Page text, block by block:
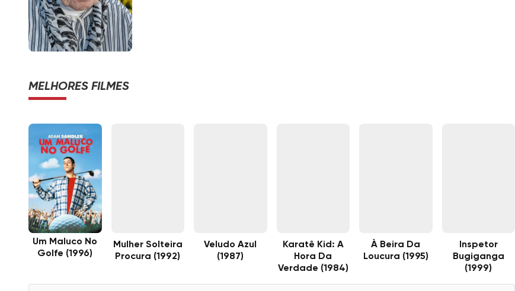
MELHORES FILMES
Um Maluco No
Golfe (1996)
Mulher Solteira
Procura (1992)
Veludo Azul
(1987)
Karatê Kid: A
Hora Da
Verdade (1984)
À Beira Da
Loucura (1995)
Inspetor
Bugiganga
(1999)